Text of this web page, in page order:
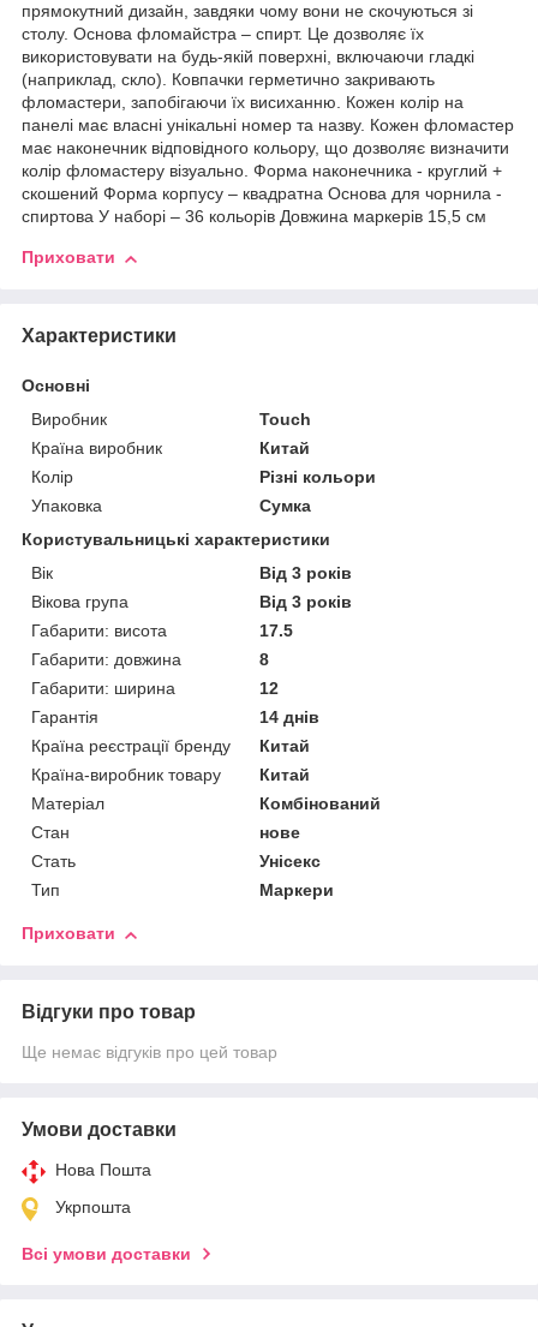
прямокутний дизайн, завдяки чому вони не скочуються зі
столу. Основа фломайстра – спирт. Це дозволяє їх
використовувати на будь-якій поверхні, включаючи гладкі
(наприклад, скло). Ковпачки герметично закривають
фломастери, запобігаючи їх висиханню. Кожен колір на
панелі має власні унікальні номер та назву. Кожен фломастер
має наконечник відповідного кольору, що дозволяє визначити
колір фломастеру візуально. Форма наконечника - круглий +
скошений Форма корпусу – квадратна Основа для чорнила -
спиртова У наборі – 36 кольорів Довжина маркерів 15,5 см
Приховати
Характеристики
Основні
Виробник
Touch
Країна виробник
Китай
Колір
Різні кольори
Упаковка
Сумка
Користувальницькі характеристики
Вік
Від 3 років
Вікова група
Від 3 років
Габарити: висота
17.5
Габарити: довжина
8
Габарити: ширина
12
Гарантія
14 днів
Країна реєстрації бренду
Китай
Країна-виробник товару
Китай
Матеріал
Комбінований
Стан
нове
Стать
Унісекс
Тип
Маркери
Приховати
Відгуки про товар
Ще немає відгуків про цей товар
Умови доставки
Нова Пошта
Укрпошта
Всі умови доставки